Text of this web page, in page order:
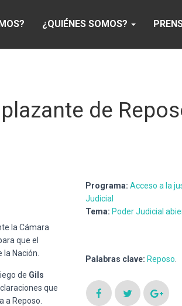
¿QUIÉNES SOMOS?
de
la Cámara
que el
Nación.
de Gils
que
a Reposo.
Programa: Acceso a la
Judicial
Tema: Poder Judicial
Palabras clave: Reposo